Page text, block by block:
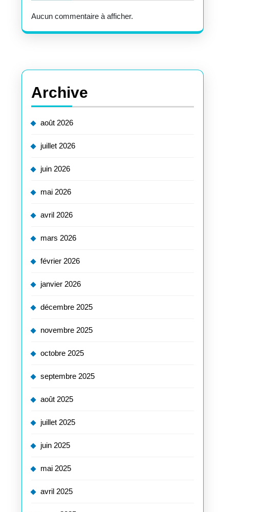
Aucun commentaire à afficher.
Archive
août 2026
juillet 2026
juin 2026
mai 2026
avril 2026
mars 2026
février 2026
janvier 2026
décembre 2025
novembre 2025
octobre 2025
septembre 2025
août 2025
juillet 2025
juin 2025
mai 2025
avril 2025